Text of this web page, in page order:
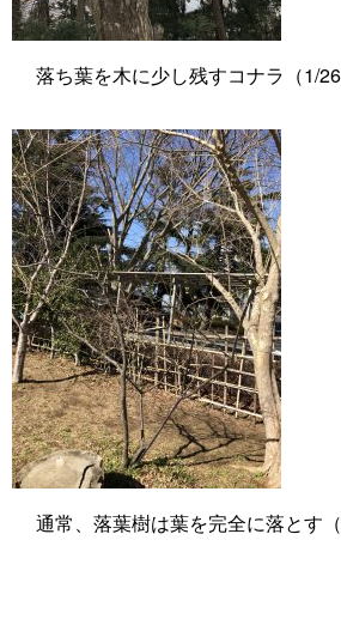
落ち葉を木に少し残すコナラ（1/26
通常、落葉樹は葉を完全に落とす（